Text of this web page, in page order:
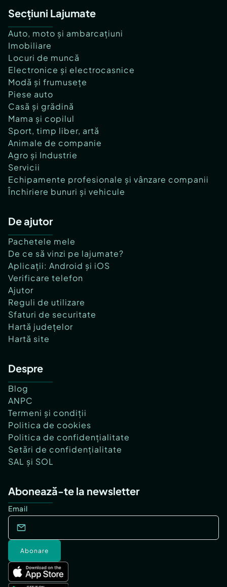
Secțiuni Lajumate
Auto, moto și ambarcațiuni
Imobiliare
Locuri de muncă
Electronice și electrocasnice
Modă și frumusețe
Piese auto
Casă și grădină
Mama și copilul
Sport, timp liber, artă
Animale de companie
Agro și Industrie
Servicii
Echipamente profesionale și vânzare companii
Închiriere bunuri și vehicule
De ajutor
Pachetele mele
De ce să vinzi pe lajumate?
Aplicații: Android și iOS
Verificare telefon
Ajutor
Reguli de utilizare
Sfaturi de securitate
Hartă județelor
Hartă site
Despre
Blog
ANPC
Termeni și condiții
Politica de cookies
Politica de confidențialitate
Setări de confidențialitate
SAL și SOL
Abonează-te la newsletter
Email
Abonare